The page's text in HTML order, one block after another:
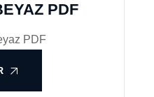
PDF
PDF